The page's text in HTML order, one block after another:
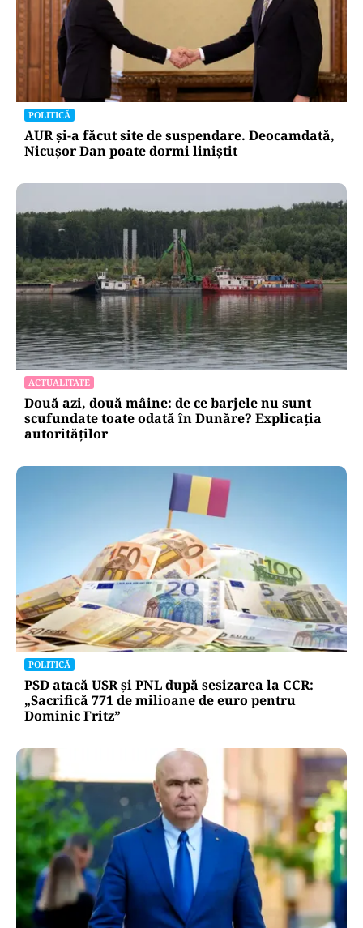
POLITICĂ
AUR și-a făcut site de suspendare. Deocamdată,
Nicușor Dan poate dormi liniștit
ACTUALITATE
Două azi, două mâine: de ce barjele nu sunt
scufundate toate odată în Dunăre? Explicația
autorităților
POLITICĂ
PSD atacă USR și PNL după sesizarea la CCR:
„Sacrifică 771 de milioane de euro pentru
Dominic Fritz”